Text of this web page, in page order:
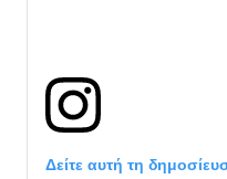
Δείτε αυτή τη